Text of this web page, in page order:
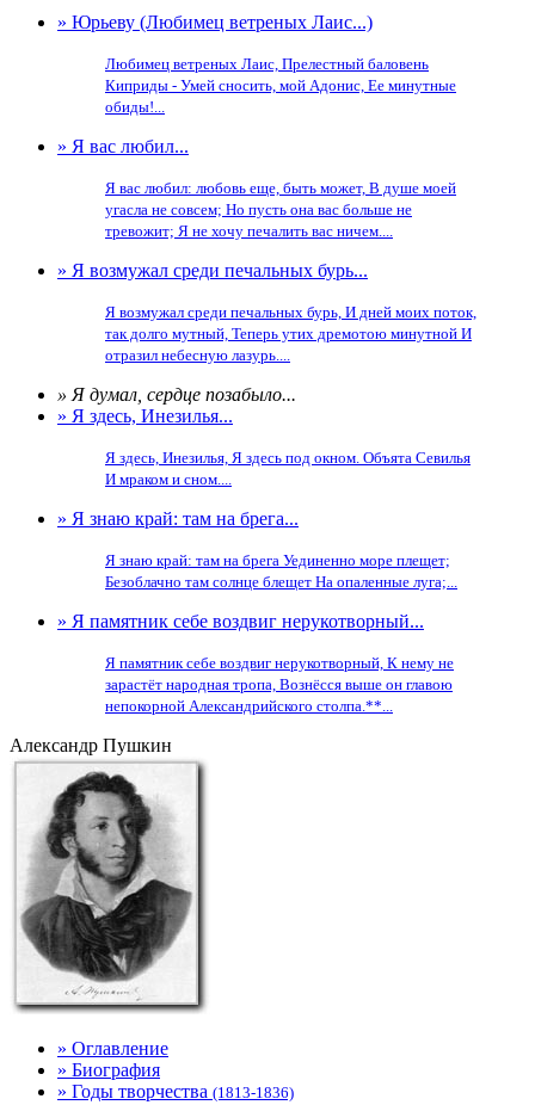
» Юрьеву (Любимец ветреных Лаис...)
Любимец ветреных Лаис, Прелестный баловень
Киприды - Умей сносить, мой Адонис, Ее минутные
обиды!...
» Я вас любил...
Я вас любил: любовь еще, быть может, В душе моей
угасла не совсем; Но пусть она вас больше не
тревожит; Я не хочу печалить вас ничем....
» Я возмужал среди печальных бурь...
Я возмужал среди печальных бурь, И дней моих поток,
так долго мутный, Теперь утих дремотою минутной И
отразил небесную лазурь....
» Я думал, сердце позабыло...
» Я здесь, Инезилья...
Я здесь, Инезилья, Я здесь под окном. Объята Севилья
И мраком и сном....
» Я знаю край: там на брега...
Я знаю край: там на брега Уединенно море плещет;
Безоблачно там солнце блещет На опаленные луга;...
» Я памятник себе воздвиг нерукотворный...
Я памятник себе воздвиг нерукотворный, К нему не
зарастёт народная тропа, Вознёсся выше он главою
непокорной Александрийского столпа.**...
Александр Пушкин
» Оглавление
» Биография
» Годы творчества (1813-1836)